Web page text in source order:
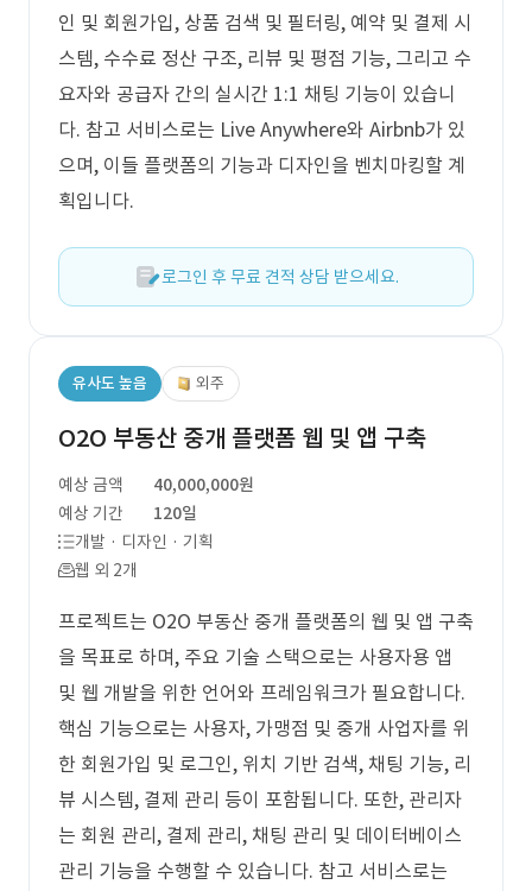
인 및 회원가입, 상품 검색 및 필터링, 예약 및 결제 시
스템, 수수료 정산 구조, 리뷰 및 평점 기능, 그리고 수
요자와 공급자 간의 실시간 1:1 채팅 기능이 있습니
다. 참고 서비스로는 Live Anywhere와 Airbnb가 있
으며, 이들 플랫폼의 기능과 디자인을 벤치마킹할 계
획입니다.
로그인 후 무료 견적 상담 받으세요.
유사도 높음 외주
O2O 부동산 중개 플랫폼 웹 및 앱 구축
예상 금액
40,000,000원
예상 기간
120일
개발 · 디자인 · 기획
웹 외 2개
프로젝트는 O2O 부동산 중개 플랫폼의 웹 및 앱 구축
을 목표로 하며, 주요 기술 스택으로는 사용자용 앱
및 웹 개발을 위한 언어와 프레임워크가 필요합니다.
핵심 기능으로는 사용자, 가맹점 및 중개 사업자를 위
한 회원가입 및 로그인, 위치 기반 검색, 채팅 기능, 리
뷰 시스템, 결제 관리 등이 포함됩니다. 또한, 관리자
는 회원 관리, 결제 관리, 채팅 관리 및 데이터베이스
관리 기능을 수행할 수 있습니다. 참고 서비스로는